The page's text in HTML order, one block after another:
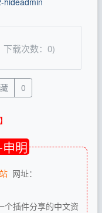
下载次数：0)
0
明
网址：
个插件分享的中文资